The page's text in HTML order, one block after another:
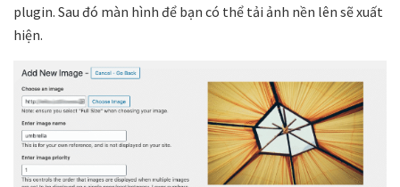
plugin. Sau đó màn hình để bạn có thể tải ảnh nền lên sẽ xuất
hiện.